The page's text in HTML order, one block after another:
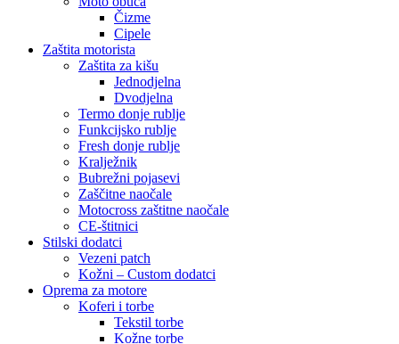
Čizme
Cipele
Zaštita motorista
Zaštita za kišu
Jednodjelna
Dvodjelna
Termo donje rublje
Funkcijsko rublje
Fresh donje rublje
Kralježnik
Bubrežni pojasevi
Zaščitne naočale
Motocross zaštitne naočale
CE-štitnici
Stilski dodatci
Vezeni patch
Kožni – Custom dodatci
Oprema za motore
Koferi i torbe
Tekstil torbe
Kožne torbe